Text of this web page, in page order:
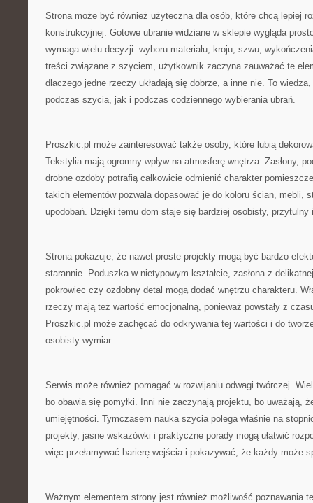
Strona może być również użyteczna dla osób, które chcą lepiej
konstrukcyjnej. Gotowe ubranie widziane w sklepie wygląda
wymaga wielu decyzji: wyboru materiału, kroju, szwu,
treści związane z szyciem, użytkownik zaczyna zauważać te
dlaczego jedne rzeczy układają się dobrze, a inne nie. To
podczas szycia, jak i podczas codziennego wybierania ubrań.
Proszkic.pl może zainteresować także osoby, które lubią
Tekstylia mają ogromny wpływ na atmosferę wnętrza. Zasłony,
drobne ozdoby potrafią całkowicie odmienić charakter
takich elementów pozwala dopasować je do koloru ścian, mebli,
upodobań. Dzięki temu dom staje się bardziej osobisty, przytulny
Strona pokazuje, że nawet proste projekty mogą być bardzo
starannie. Poduszka w nietypowym kształcie, zasłona z
pokrowiec czy ozdobny detal mogą dodać wnętrzu charakteru.
rzeczy mają też wartość emocjonalną, ponieważ powstały z
Proszkic.pl może zachęcać do odkrywania tej wartości i do
osobisty wymiar.
Serwis może również pomagać w rozwijaniu odwagi twórczej.
bo obawia się pomyłki. Inni nie zaczynają projektu, bo uważają,
umiejętności. Tymczasem nauka szycia polega właśnie na
projekty, jasne wskazówki i praktyczne porady mogą ułatwić
więc przełamywać barierę wejścia i pokazywać, że każdy może
Ważnym elementem strony jest również możliwość poznawania